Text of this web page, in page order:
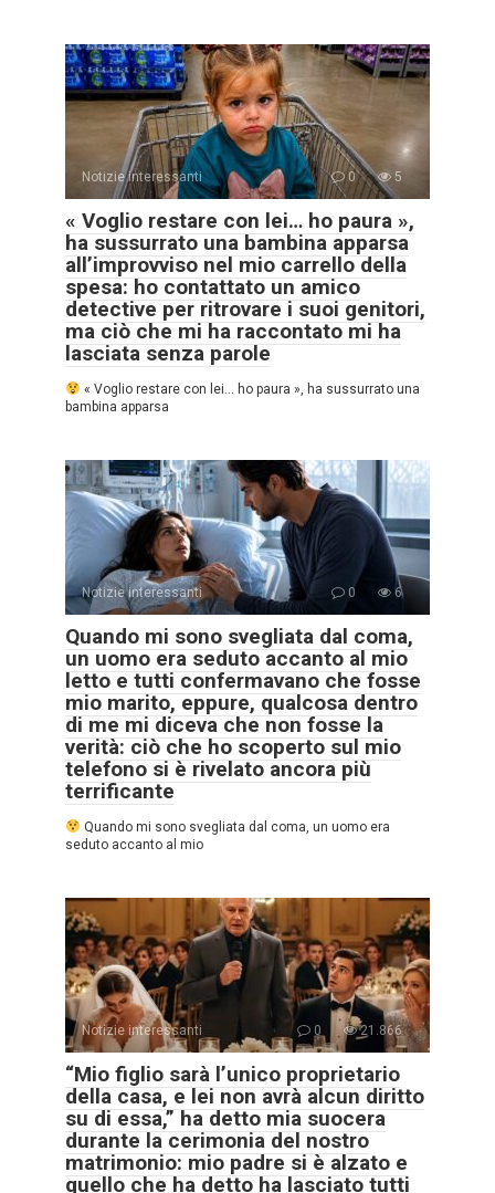
Notizie interessanti 0 5
« Voglio restare con lei… ho paura »,
ha sussurrato una bambina apparsa
all’improvviso nel mio carrello della
spesa: ho contattato un amico
detective per ritrovare i suoi genitori,
ma ciò che mi ha raccontato mi ha
lasciata senza parole
« Voglio restare con lei… ho paura », ha sussurrato una
bambina apparsa
Notizie interessanti 0 6
Quando mi sono svegliata dal coma,
un uomo era seduto accanto al mio
letto e tutti confermavano che fosse
mio marito, eppure, qualcosa dentro
di me mi diceva che non fosse la
verità: ciò che ho scoperto sul mio
telefono si è rivelato ancora più
terrificante
Quando mi sono svegliata dal coma, un uomo era
seduto accanto al mio
Notizie interessanti 0 21.866
“Mio figlio sarà l’unico proprietario
della casa, e lei non avrà alcun diritto
su di essa,” ha detto mia suocera
durante la cerimonia del nostro
matrimonio: mio padre si è alzato e
quello che ha detto ha lasciato tutti